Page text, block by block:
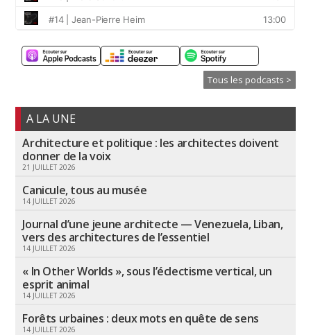
Tous les podcasts >
A LA UNE
Architecture et politique : les architectes doivent
donner de la voix
21 JUILLET 2026
Canicule, tous au musée
14 JUILLET 2026
Journal d’une jeune architecte — Venezuela, Liban,
vers des architectures de l’essentiel
14 JUILLET 2026
« In Other Worlds », sous l’éclectisme vertical, un
esprit animal
14 JUILLET 2026
Forêts urbaines : deux mots en quête de sens
14 JUILLET 2026